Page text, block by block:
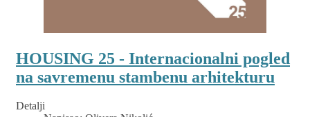
HOUSING 25 - Internacionalni pogled
na savremenu stambenu arhitekturu
Detalji